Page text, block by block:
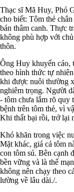
Thạc sĩ Mã Huy, Phó
cho biết: Tôm thẻ
bán thâm canh. Thực
không phù hợp với
thôn.
Ông Huy khuyến cáo,
theo hình thức tự
khi được nuôi thường
nghiêm trọng. Người
- tôm chưa lắm rõ quy
bệnh trên tôm thẻ, vì
Khi thất bại rồi, trở lại
Khó khăn trong việc
Mặt khác, giá cả tôm
con tôm sú. Bên cạnh
bền vững và là thế
không nên chạy theo
lường về lâu dài./.